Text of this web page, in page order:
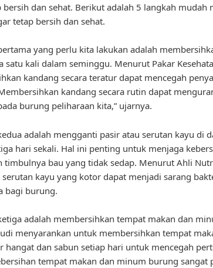
bersih dan sehat. Berikut adalah 5 langkah mudah
tetap bersih dan sehat.
yang perlu kita lakukan adalah
satu kali dalam seminggu. Menurut Pakar
kandang secara teratur dapat mencegah
kandang secara rutin dapat
burung peliharaan kita,” ujarnya.
adalah mengganti pasir atau serutan kayu di
hari sekali. Hal ini penting untuk menjaga
timbulnya bau yang tidak sedap. Menurut Ahli
serutan kayu yang kotor dapat menjadi sarang
bagi burung.
adalah membersihkan tempat makan dan
menyarankan untuk membersihkan tempat
hangat dan sabun setiap hari untuk mencegah
tempat makan dan minum burung sangat